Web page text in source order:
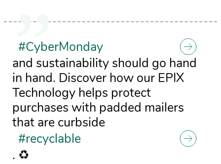
#CyberMonday
and sustainability should go hand
in hand. Discover how our EPIX
Technology helps protect
purchases with padded mailers
that are curbside
#recyclable
. ♻️